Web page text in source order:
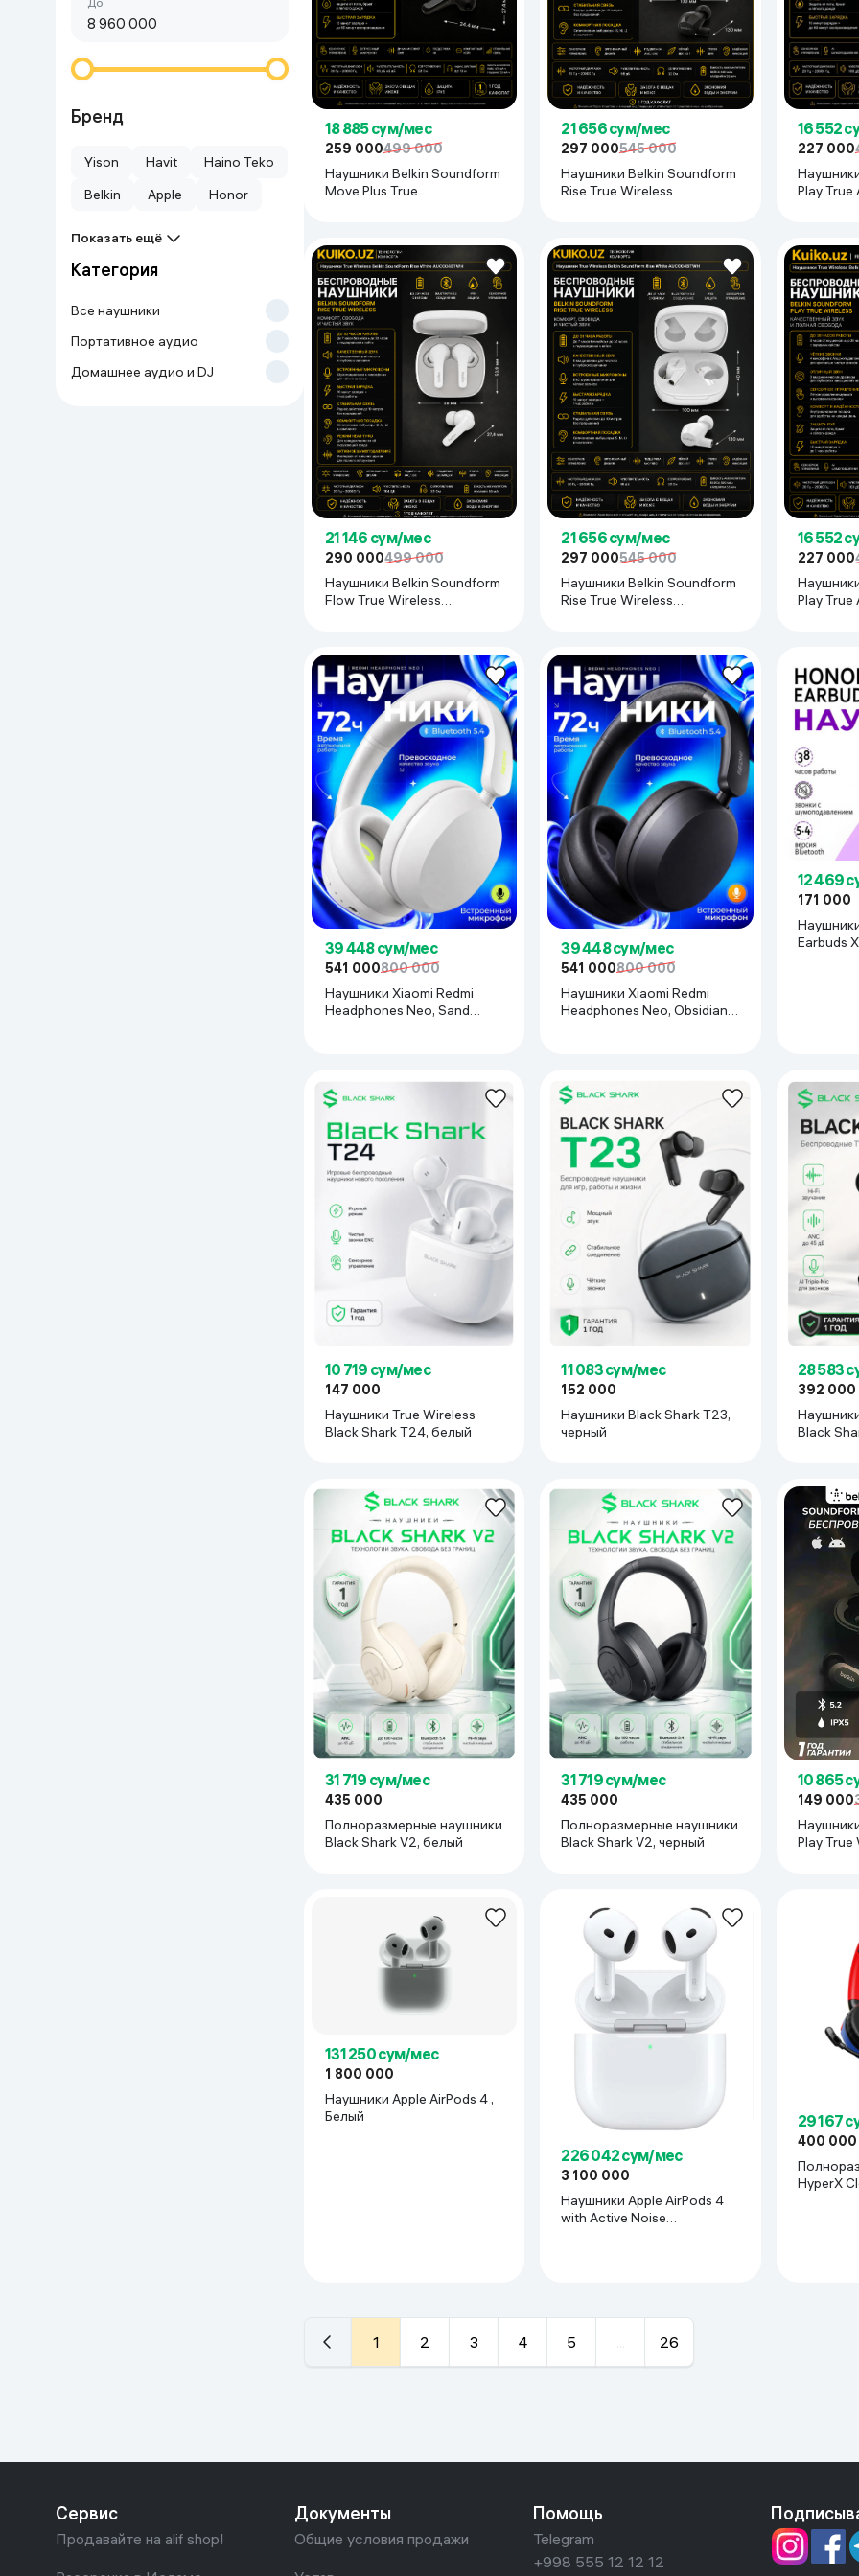
Спортивные товары
Автотовары
Строительство и ремонт
Очки виртуальной реальности
Умные очки
Бренд
Yison Havit
Haino Teko
Belkin
Apple Honor
Показать ещё
Категория
Все наушники
Портативное аудио
Домашнее аудио и DJ
18 885 сум/мес
259 000499 000
Наушники Belkin Soundform
Move Plus True
21 656 сум/мес
297 000545 000
Наушники Belkin Soundform
Rise True Wireless
16 552
227 000
Play True
21 146 сум/мес
290 000499 000
Наушники Belkin Soundform
Flow True Wireless
21 656 сум/мес
297 000545 000
Наушники Belkin Soundform
Rise True Wireless
16 552
227 000
Play True
39 448 сум/мес
541 000800 000
Наушники Xiaomi Redmi
Headphones Neo, Sand
39 448 сум/мес
541 000800 000
Наушники Xiaomi Redmi
Headphones Neo, Obsidian
12 469
171 000
Earbuds
10 719 сум/мес
147 000
Наушники True Wireless
Black Shark T24, белый
11 083 сум/мес
152 000
Наушники Black Shark T23,
черный
28 583
392 000
31 719 сум/мес
435 000
Полноразмерные наушники
Black Shark V2, белый
31 719 сум/мес
435 000
Полноразмерные наушники
Black Shark V2, черный
10 865
149 000
Play True
131 250 сум/мес
1 800 000
Наушники Apple AirPods 4 ,
Белый
226 042 сум/мес
3 100 000
Наушники Apple AirPods 4
with Active Noise
29 167
400 000
HyperX
1 2 3 4 5 ... 26
Сервис
Продавайте на alif shop!
Документы
Общие условия продажи
Помощь
Telegram
+998 555 12 12 12